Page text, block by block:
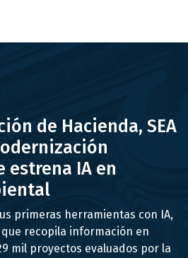
de Hacienda, SEA
estrena IA en
primeras herramientas con IA,
recopila información en
mil proyectos evaluados por la